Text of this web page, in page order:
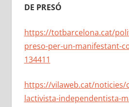
DE PRESÓ
https://totbarcelona.cat/
preso-per-un-manifestant-
134411
https://vilaweb.cat/noticies/
lactivista-independentista-